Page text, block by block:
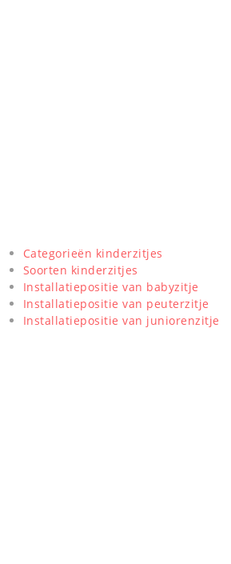
Categorieën kinderzitjes
Soorten kinderzitjes
Installatiepositie van babyzitje
Installatiepositie van peuterzitje
Installatiepositie van juniorenzitje